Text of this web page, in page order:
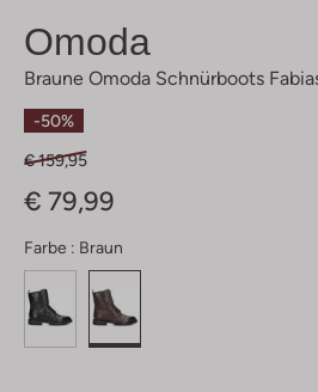
Omoda
Braune Omoda Schnürboots
-50%
€ 159,95
€ 79,99
Farbe : Braun